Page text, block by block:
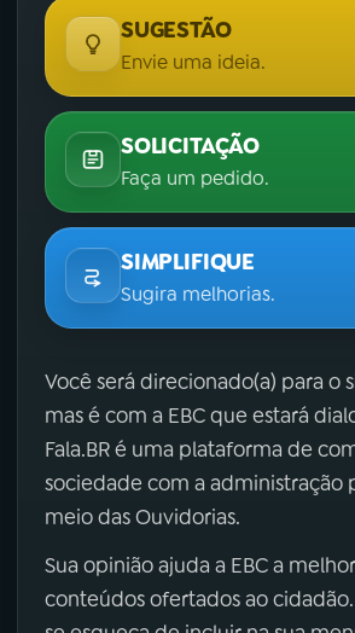
SUGESTÃO
Envie uma ideia.
SOLICITAÇÃO
Faça um pedido.
SIMPLIFIQUE
Sugira melhorias.
Você será direcionado(a) para o
mas é com a EBC que estará
Fala.BR é uma plataforma de
sociedade com a administração
meio das Ouvidorias.
Sua opinião ajuda a EBC a
conteúdos ofertados ao cidadão.